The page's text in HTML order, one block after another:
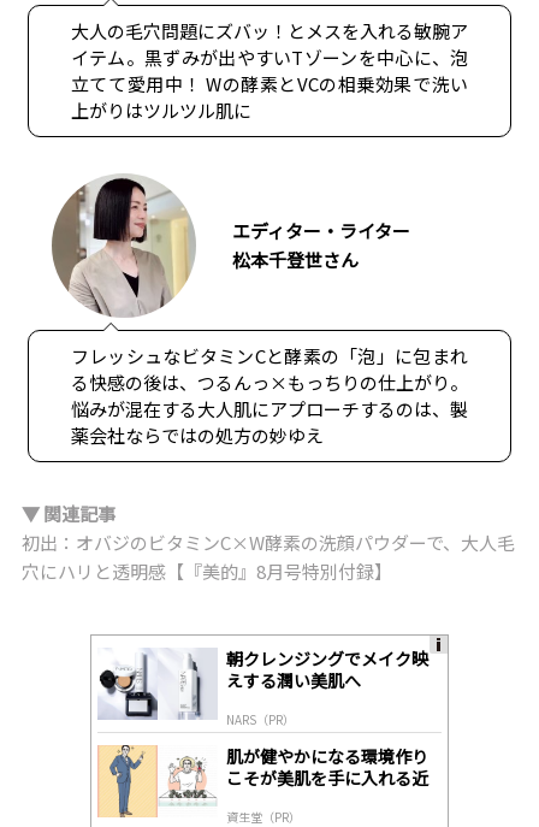
大人の毛穴問題にズバッ！とメスを入れる敏腕ア
イテム。黒ずみが出やすいTゾーンを中心に、泡
立てて愛用中！ Wの酵素とVCの相乗効果で洗い
上がりはツルツル肌に
エディター・ライター
松本千登世さん
フレッシュなビタミンCと酵素の「泡」に包まれ
る快感の後は、つるんっ×もっちりの仕上がり。
悩みが混在する大人肌にアプローチするのは、製
薬会社ならではの処方の妙ゆえ
▼ 関連記事
初出：オバジのビタミンC×W酵素の洗顔パウダーで、大人毛
穴にハリと透明感【『美的』8月号特別付録】
朝クレンジングでメイク映
えする潤い美肌へ
NARS（PR）
肌が健やかになる環境作り
こそが美肌を手に入れる近
資生堂（PR）